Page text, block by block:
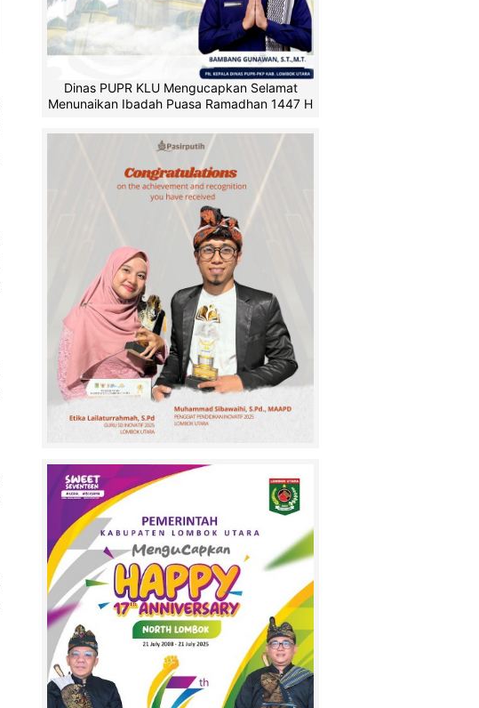
Dinas PUPR KLU Mengucapkan Selamat
Menunaikan Ibadah Puasa Ramadhan 1447 H